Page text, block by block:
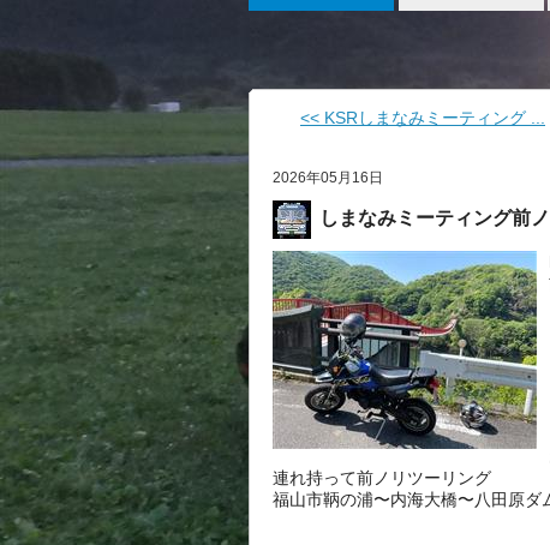
<< KSRしまなみミーティング ...
2026年05月16日
しまなみミーティング前
連れ持って前ノリツーリング
福山市鞆の浦〜内海大橋〜八田原ダ